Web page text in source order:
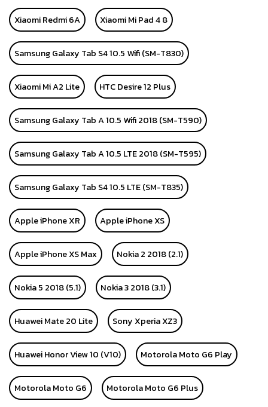
Xiaomi Redmi 6A Xiaomi Mi Pad 4 8
Samsung Galaxy Tab S4 10.5 Wifi (SM-T830)
Xiaomi Mi A2 Lite HTC Desire 12 Plus
Samsung Galaxy Tab A 10.5 Wifi 2018 (SM-T590)
Samsung Galaxy Tab A 10.5 LTE 2018 (SM-T595)
Samsung Galaxy Tab S4 10.5 LTE (SM-T835)
Apple iPhone XR Apple iPhone XS
Apple iPhone XS Max Nokia 2 2018 (2.1)
Nokia 5 2018 (5.1) Nokia 3 2018 (3.1)
Huawei Mate 20 Lite Sony Xperia XZ3
Huawei Honor View 10 (V10) Motorola Moto G6 Play
Motorola Moto G6 Motorola Moto G6 Plus